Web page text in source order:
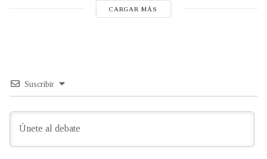
CARGAR MÁS
Suscribir